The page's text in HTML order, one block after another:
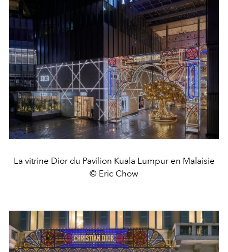
La vitrine Dior du Pavilion Kuala Lumpur en Malaisie
© Eric Chow